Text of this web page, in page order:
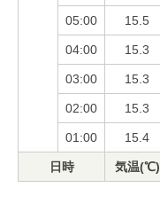
05:00 15.5
04:00 15.3
03:00 15.3
02:00 15.3
01:00 15.4
日時 気温(℃)